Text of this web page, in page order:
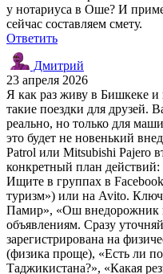
у нотариуса в Оше? И
сейчас составляем смету.
Ответить
Дмитрий
23 апреля 2026
Я как раз живу в Бишкеке и
такие поездки для
реально, но только для
это будет не новенький
Patrol или Mitsubishi Pajero
конкретный план
Ищите в группах в
туризм») или на Avito.
Памир», «Ош внедорожник
объявлениям. Сразу
зарегистрирована на
(физика проще), «Есть ли
Таджикистана?», «Какая